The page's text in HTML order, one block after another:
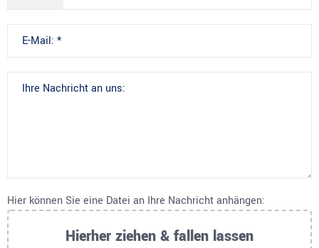
Hier können Sie eine Datei an Ihre Nachricht anhängen:
Hierher ziehen & fallen lassen